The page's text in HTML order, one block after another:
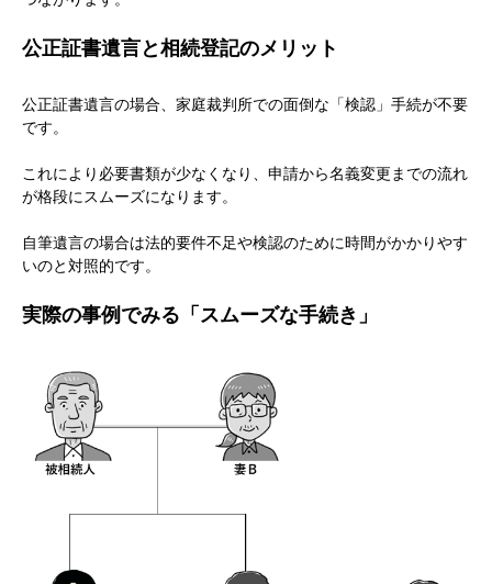
公正証書遺言と相続登記のメリット
公正証書遺言の場合、家庭裁判所での面倒な「検認」手続が不要
です。
これにより必要書類が少なくなり、申請から名義変更までの流れ
が格段にスムーズになります。
自筆遺言の場合は法的要件不足や検認のために時間がかかりやす
いのと対照的です。
実際の事例でみる「スムーズな手続き」